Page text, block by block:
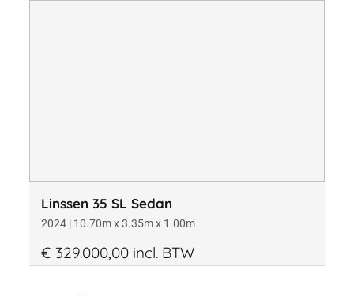
Linssen 35 SL Sedan
2024 | 10.70m x 3.35m x 1.00m
€ 329.000,00 incl. BTW